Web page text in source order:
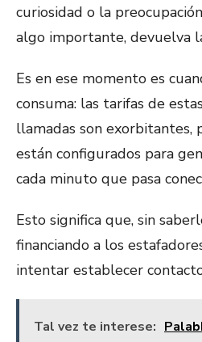
curiosidad o la
algo importante, devuelva
Es en ese momento es
consuma: las tarifas de
llamadas son exorbitantes,
están configurados para
cada minuto que pasa
Esto significa que, sin
financiando a los
intentar establecer
Tal vez te interese: